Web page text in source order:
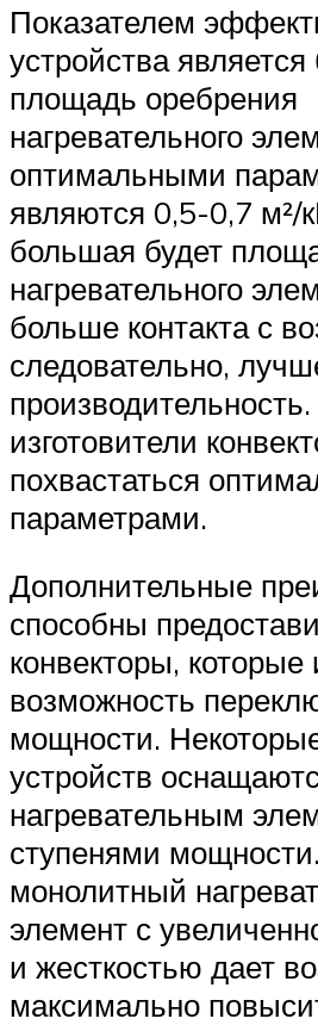
Показателем
устройства
площадь оребрения
нагревательного
оптимальными
являются 0,5-0,7 м²/
большая будет
нагревательного
больше контакта с
следовательно,
изготовители
похвастаться
параметрами.
Дополнительные
способны
конвекторы,
возможность
мощности.
устройств
нагревательным
ступенями
монолитный
элемент с
и жесткостью дает
максимально